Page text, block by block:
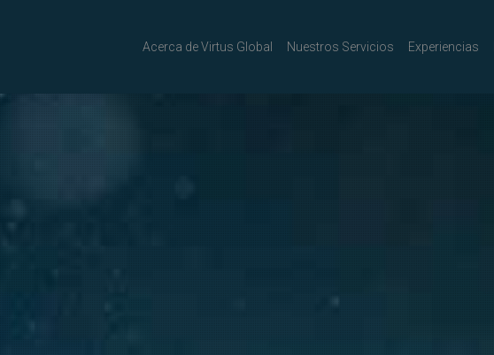
Acerca de Virtus Global Nuestros Servicios Experiencias